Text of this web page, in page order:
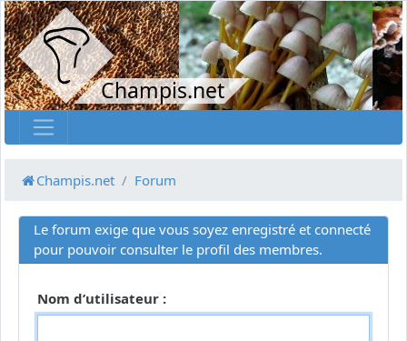
Champis.net
Champis.net Forum
Le forum exige que vous soyez enregistré et connecté
pour pouvoir consulter le profil des membres.
Nom d’utilisateur :